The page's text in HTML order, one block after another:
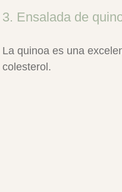
3. Ensalada de
La quinoa es una
colesterol.